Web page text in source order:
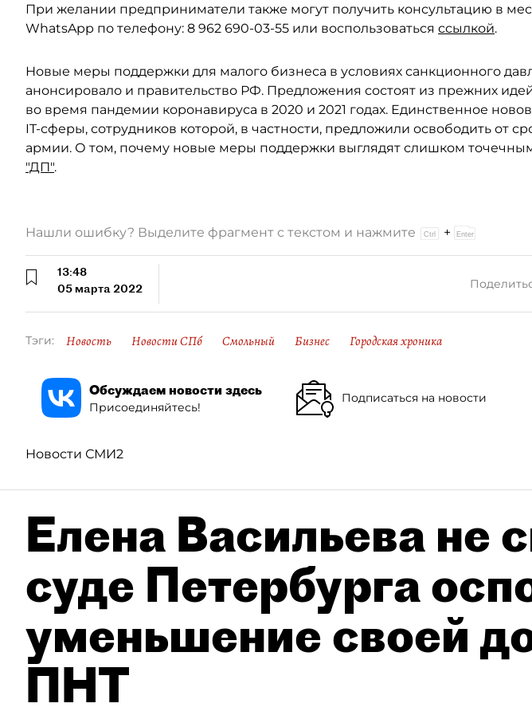
При желании предприниматели также могут получить консультацию в
WhatsApp по телефону: 8 962 690-03-55 или воспользоваться ссылкой.
Новые меры поддержки для малого бизнеса в условиях санкционного
анонсировало и правительство РФ. Предложения состоят из прежних
во время пандемии коронавируса в 2020 и 2021 годах. Единственное
IT-сферы, сотрудников которой, в частности, предложили освободить от
армии. О том, почему новые меры поддержки выглядят слишком
"ДП".
Нашли ошибку? Выделите фрагмент с текстом и нажмите +
13:48
05 марта 2022
Тэги: Новость Новости СПб Смольный Бизнес Городская хроника
Обсуждаем новости здесь
Присоединяйтесь!
Подписаться на новости
Новости СМИ2
Елена Васильева не
суде Петербурга
уменьшение своей
ПНТ